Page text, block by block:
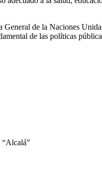
de la Naciones
de las políticas
“Alcalá”